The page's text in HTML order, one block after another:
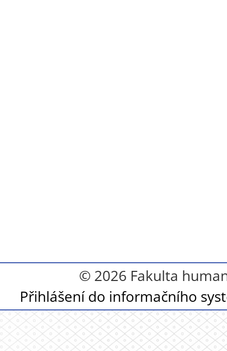
© 2026 Fakulta
Přihlášení do informačního